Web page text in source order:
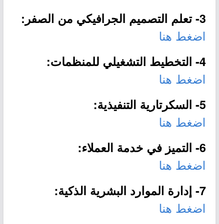
3- تعلم التصميم الجرافيكي من الصفر:
اضغط هنا
4- التخطيط التشغيلي للمنظمات:
اضغط هنا
5- السكرتارية التنفيذية:
اضغط هنا
6- التميز في خدمة العملاء:
اضغط هنا
7- إدارة الموارد البشرية الذكية:
اضغط هنا